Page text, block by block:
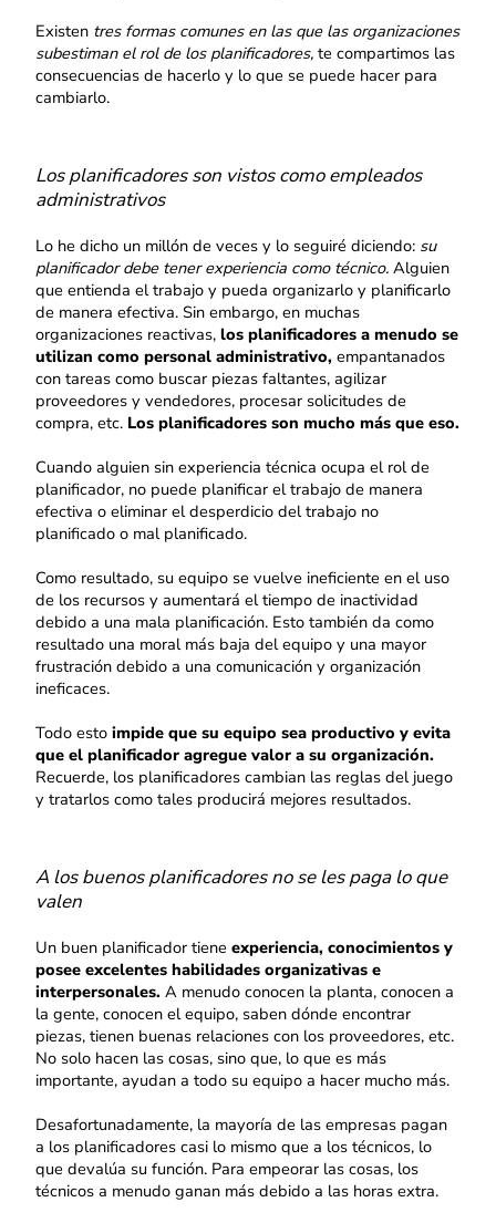
Existen tres formas comunes en las que las organizaciones
subestiman el rol de los planificadores, te compartimos las
consecuencias de hacerlo y lo que se puede hacer para
cambiarlo.
Los planificadores son vistos como empleados
administrativos
Lo he dicho un millón de veces y lo seguiré diciendo: su
planificador debe tener experiencia como técnico. Alguien
que entienda el trabajo y pueda organizarlo y planificarlo
de manera efectiva. Sin embargo, en muchas
organizaciones reactivas,los planificadores a menudo se
utilizan como personal administrativo, empantanados
con tareas como buscar piezas faltantes, agilizar
proveedores y vendedores, procesar solicitudes de
compra, etc. Los planificadores son mucho más que eso.
Cuando alguien sin experiencia técnica ocupa el rol de
planificador, no puede planificar el trabajo de manera
efectiva o eliminar el desperdicio del trabajo no
planificado o mal planificado.
Como resultado, su equipo se vuelve ineficiente en el uso
de los recursos y aumentará el tiempo de inactividad
debido a una mala planificación. Esto también da como
resultado una moral más baja del equipo y una mayor
frustración debido a una comunicación y organización
ineficaces.
Todo esto impide que su equipo sea productivo y evita
que el planificador agregue valor a su organización.
Recuerde, los planificadores cambian las reglas del juego
y tratarlos como tales producirá mejores resultados.
A los buenos planificadores no se les paga lo que
valen
Un buen planificador tieneexperiencia, conocimientos y
posee excelentes habilidades organizativas e
interpersonales. A menudo conocen la planta, conocen a
la gente, conocen el equipo, saben dónde encontrar
piezas, tienen buenas relaciones con los proveedores, etc.
No solo hacen las cosas, sino que, lo que es más
importante, ayudan a todo su equipo a hacer mucho más.
Desafortunadamente, la mayoría de las empresas pagan
a los planificadores casi lo mismo que a los técnicos, lo
que devalúa su función. Para empeorar las cosas, los
técnicos a menudo ganan más debido a las horas extra.